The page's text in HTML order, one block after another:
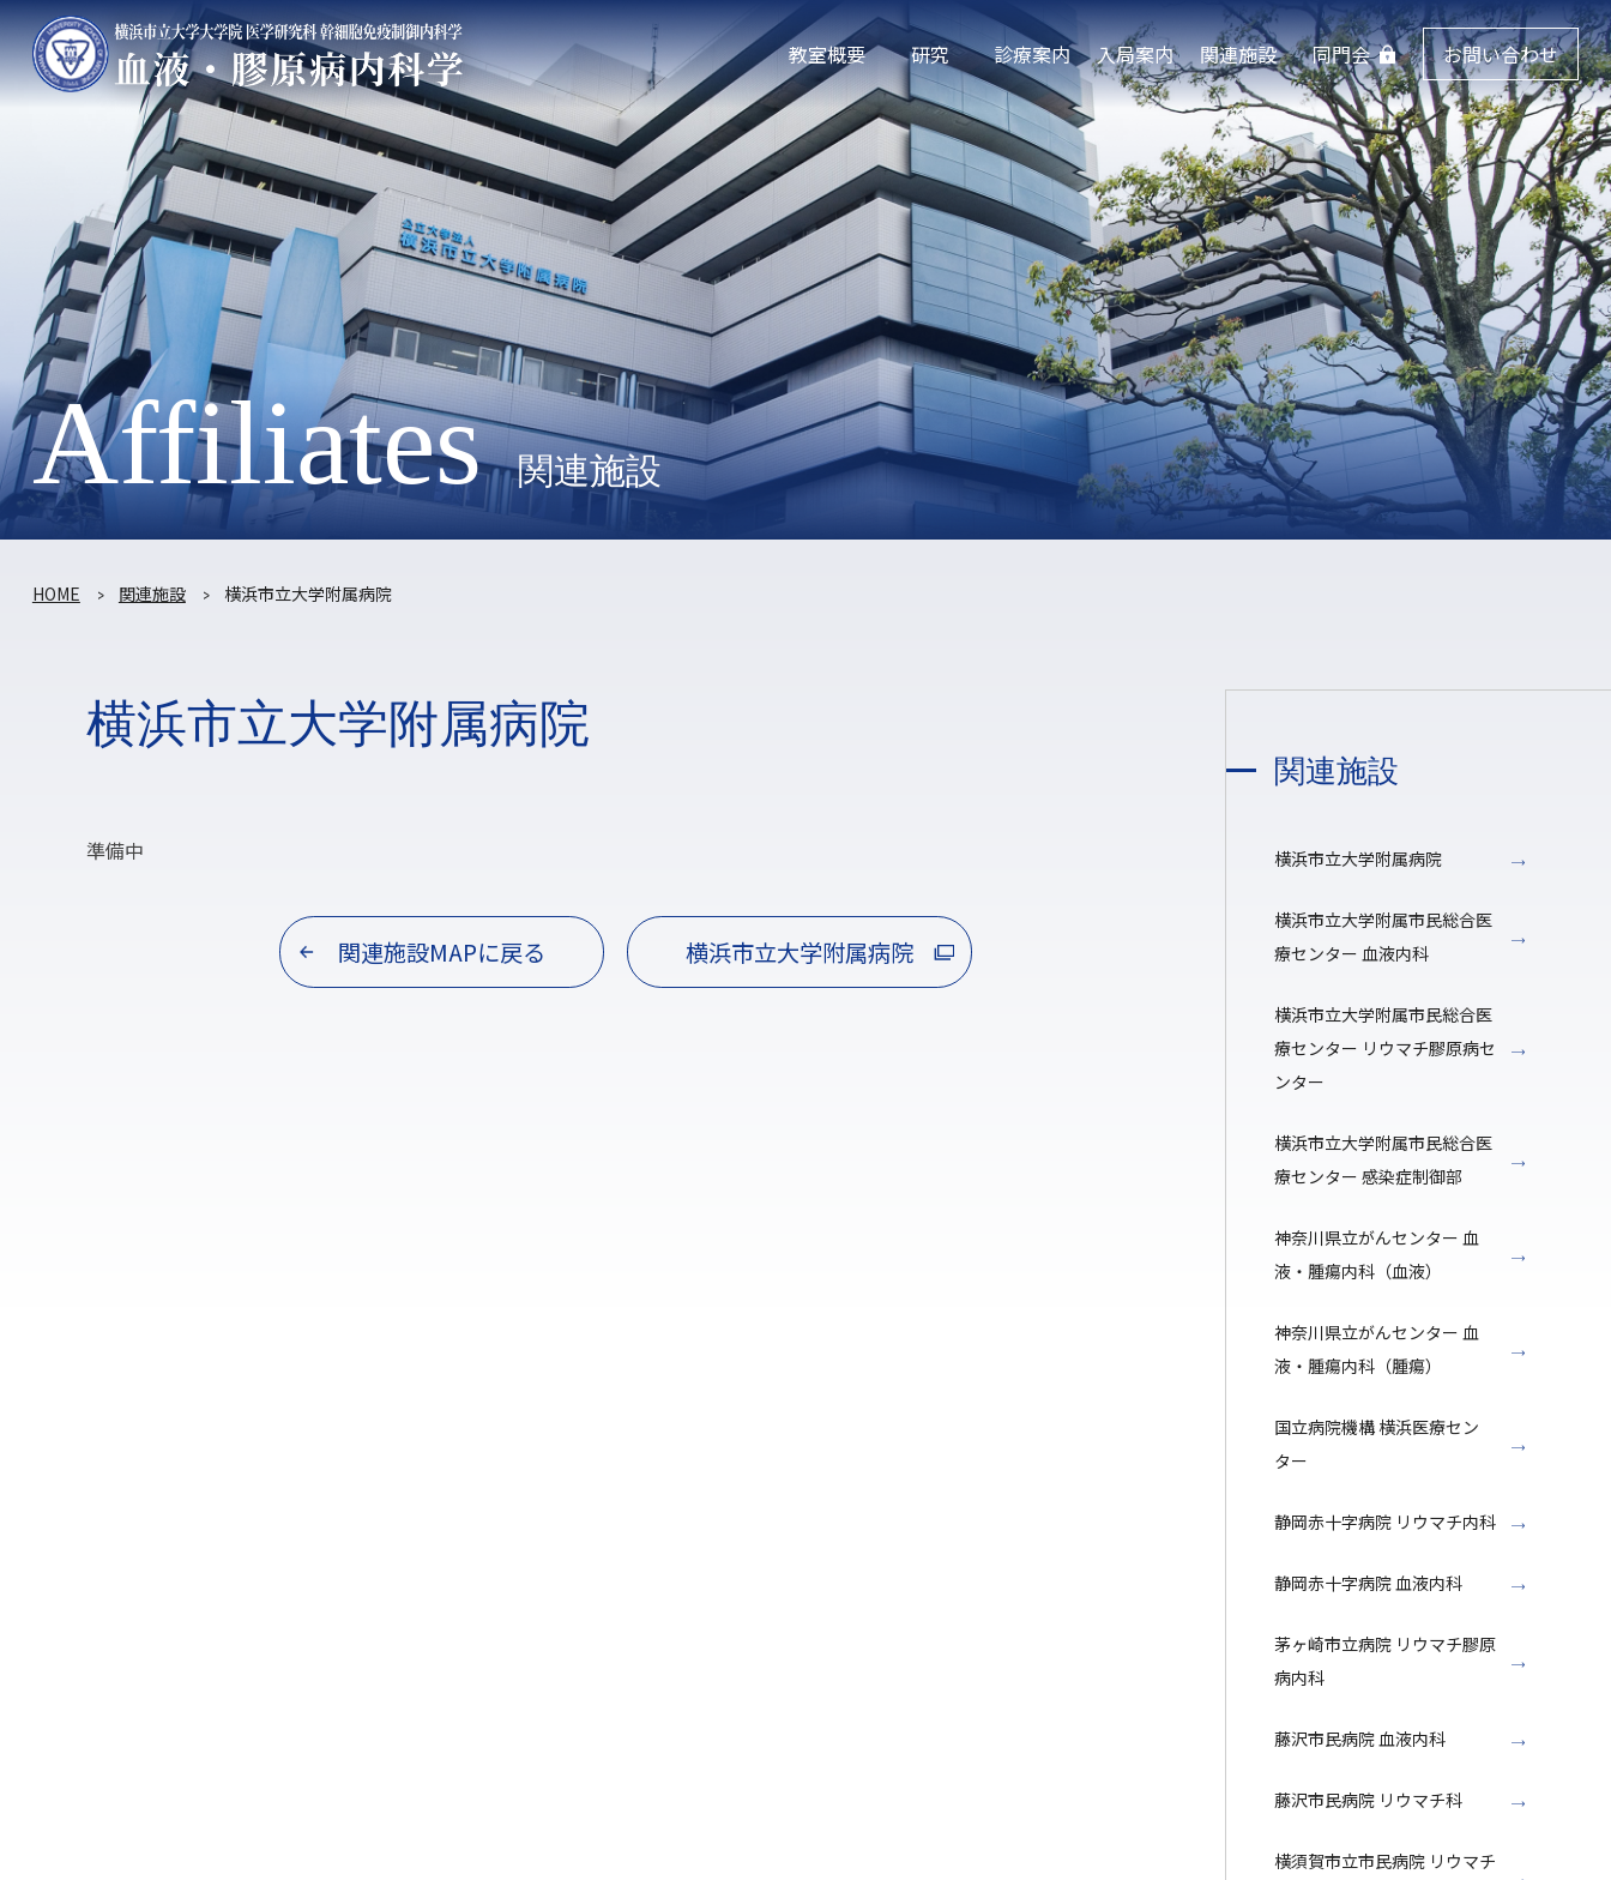
教室概要 研究 診療案内 入局案内 関連施設 同門会 お問い合わせ
Affiliates 関連施設
HOME 関連施設 横浜市立大学附属病院
横浜市立大学附属病院
準備中
関連施設MAPに戻る 横浜市立大学附属病院
関連施設
横浜市立大学附属病院
横浜市立大学附属市民総合医
療センター 血液内科
横浜市立大学附属市民総合医
療センター リウマチ膠原病セ
ンター
横浜市立大学附属市民総合医
療センター 感染症制御部
神奈川県立がんセンター 血
液・腫瘍内科（血液）
神奈川県立がんセンター 血
液・腫瘍内科（腫瘍）
国立病院機構 横浜医療セン
ター
静岡赤十字病院 リウマチ内科
静岡赤十字病院 血液内科
茅ヶ崎市立病院 リウマチ膠原
病内科
藤沢市民病院 血液内科
藤沢市民病院 リウマチ科
横須賀市立市民病院 リウマチ